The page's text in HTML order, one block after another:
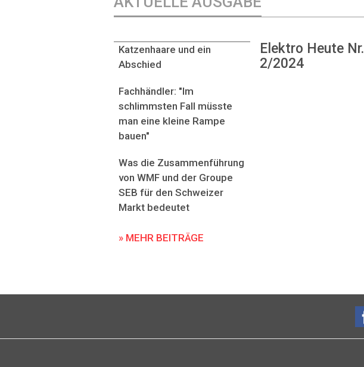
Elektro Heute Nr.
2/2024
Katzenhaare und ein
Abschied
Fachhändler: "Im
schlimmsten Fall müsste
man eine kleine Rampe
bauen"
Was die Zusammenführung
von WMF und der Groupe
SEB für den Schweizer
Markt bedeutet
» MEHR BEITRÄGE